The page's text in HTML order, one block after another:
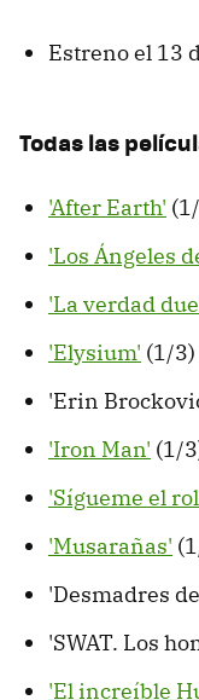
Estreno el 13
Todas las
'After Earth'
'Los Ángeles
'La verdad
'Elysium' (1/3)
'Erin
'Iron Man' (1/
'Sígueme el
'Musarañas'
'Desmadres
'SWAT. Los
'El increíble